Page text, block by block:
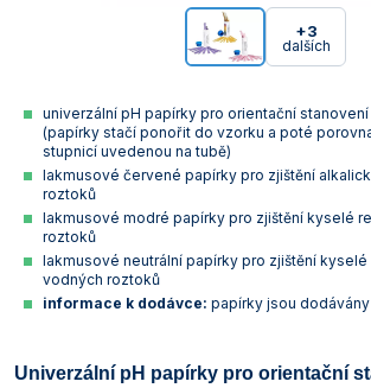
+3
dalších
univerzální pH papírky pro orientační stanovení
(papírky stačí ponořit do vzorku a poté
stupnicí uvedenou na tubě)
lakmusové červené papírky pro zjištění
roztoků
lakmusové modré papírky pro zjištění kyselé
roztoků
lakmusové neutrální papírky pro zjištění
vodných roztoků
informace k dodávce: papírky jsou
Univerzální pH papírky pro orientační